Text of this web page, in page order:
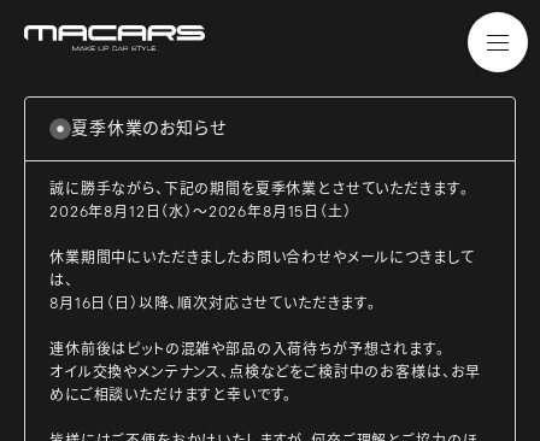
夏季休業のお知らせ
誠に勝手ながら、下記の期間を夏季休業とさせていただきます。
2026年8月12日（水）～2026年8月15日（土）
休業期間中にいただきましたお問い合わせやメールにつきまして
は、
8月16日（日）以降、順次対応させていただきます。
連休前後はピットの混雑や部品の入荷待ちが予想されます。
オイル交換やメンテナンス、点検などをご検討中のお客様は、お早
めにご相談いただけますと幸いです。